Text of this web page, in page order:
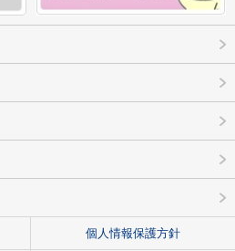
個人情報保護方針